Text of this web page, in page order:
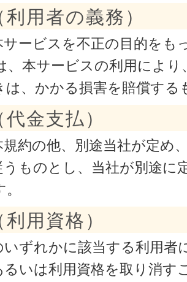
用者の義務）
サービスを不正の目的をも
、本サービスの利用によ
は、かかる損害を賠償する
金支払）
約の他、別途当社が定め
ものとし、当社が別途に
用資格）
いずれかに該当する利用者
るいは利用資格を取り消す